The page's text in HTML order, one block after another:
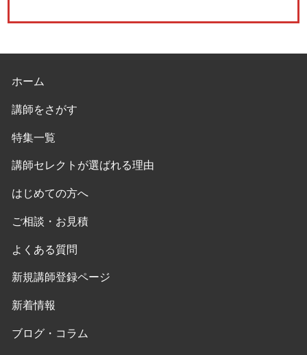
ホーム
講師をさがす
特集一覧
講師セレクトが選ばれる理由
はじめての方へ
ご相談・お見積
よくある質問
新規講師登録ページ
新着情報
ブログ・コラム